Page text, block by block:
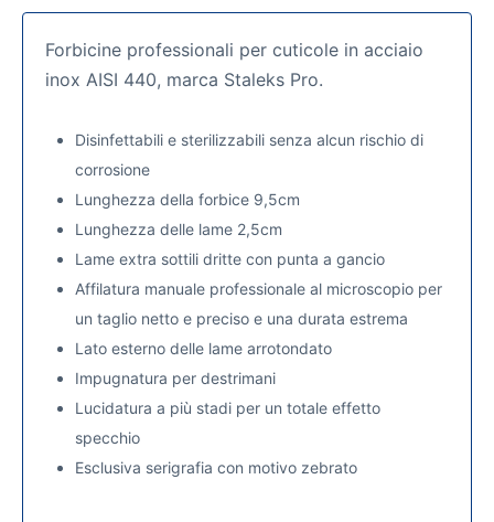
Forbicine professionali per cuticole in acciaio
inox AISI 440, marca Staleks Pro.
Disinfettabili e sterilizzabili senza alcun rischio di
corrosione
Lunghezza della forbice 9,5cm
Lunghezza delle lame 2,5cm
Lame extra sottili dritte con punta a gancio
Affilatura manuale professionale al microscopio per
un taglio netto e preciso e una durata estrema
Lato esterno delle lame arrotondato
Impugnatura per destrimani
Lucidatura a più stadi per un totale effetto
specchio
Esclusiva serigrafia con motivo zebrato